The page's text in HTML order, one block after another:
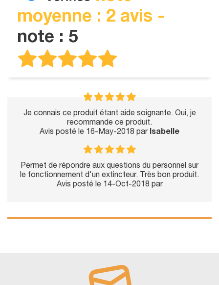
moyenne : 2 avis -
note : 5
Je connais ce produit étant aide soignante. Oui, je
recommande ce produit.
Avis posté le 16-May-2018 par Isabelle
Permet de répondre aux questions du personnel sur
le fonctionnement d'un extincteur. Très bon produit.
Avis posté le 14-Oct-2018 par